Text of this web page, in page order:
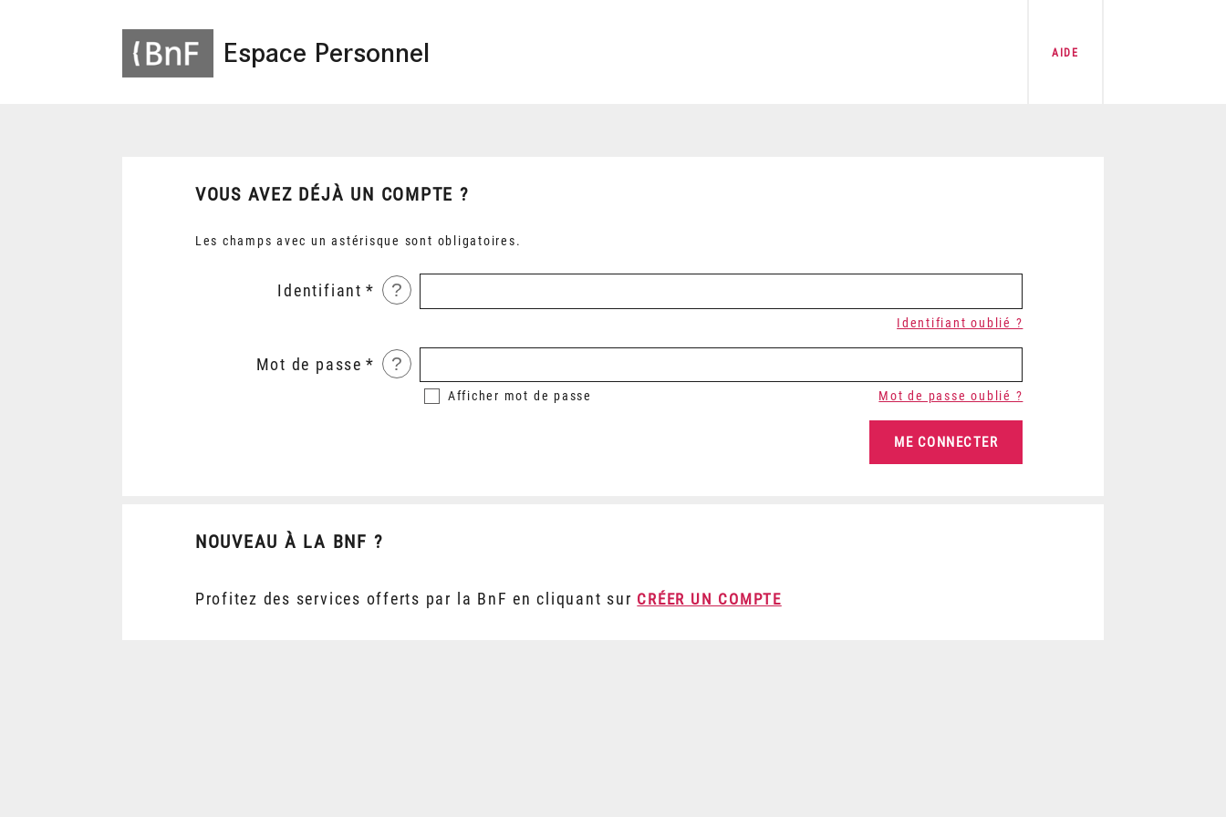
Espace Personnel AIDE
VOUS AVEZ DÉJÀ UN COMPTE ?
Les champs avec un astérisque sont obligatoires.
Identifiant ?
Identifiant oublié ?
Mot de passe ?
Afficher mot de passe Mot de passe oublié ?
NOUVEAU À LA BNF ?
Profitez des services offerts par la BnF en cliquant sur CRÉER UN COMPTE